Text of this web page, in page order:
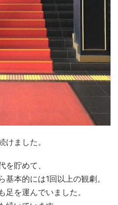
けました。
を貯めて、
本的には1回以上の観劇。
を運んでいました。